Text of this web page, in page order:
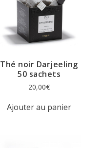
Thé noir Darjeeling
50 sachets
20,00€
Ajouter au panier